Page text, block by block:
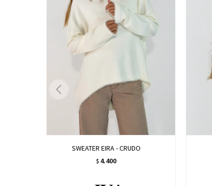
SWEATER EIRA - CRUDO
$ 4.400